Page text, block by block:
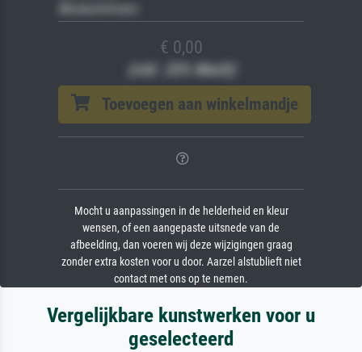
Museumslizenz
€ 0,00
(inkl. 20% MwSt)
Toevoegen aan winkelmandje
Mocht u aanpassingen in de helderheid en kleur
wensen, of een aangepaste uitsnede van de
afbeelding, dan voeren wij deze wijzigingen graag
zonder extra kosten voor u door. Aarzel alstublieft niet
contact met ons op te nemen.
Vergelijkbare kunstwerken voor u
geselecteerd